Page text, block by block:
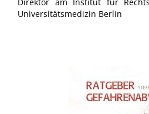
Universitätsmedizin Berlin